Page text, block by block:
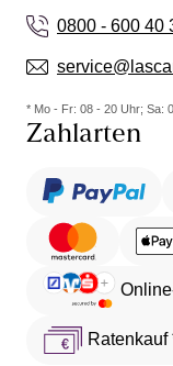
0800 - 600 40
* Mo - Fr: 08 - 20 Uhr; Sa:
Zahlarten
Ratenkauf